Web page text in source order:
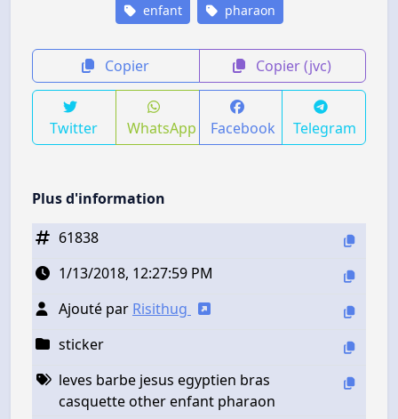
enfant pharaon
Copier Copier (jvc)
Twitter WhatsApp Facebook Telegram
Plus d'information
61838
1/13/2018, 12:27:59 PM
Ajouté par Risithug
sticker
leves barbe jesus egyptien bras
casquette other enfant pharaon